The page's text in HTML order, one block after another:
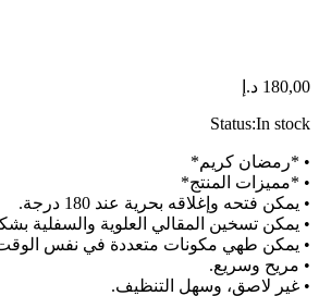
180,00 د.إ
Status:In stock
• *رمضان كريم*
• *مميزات المنتج*
• يمكن فتحه وإغلاقه بحرية عند 180 درجة.
• يمكن تسخين المقالي العلوية والسفلية
• يمكن طهي مكونات متعددة في نفس
• مريح وسريع.
• غير لاصق، وسهل التنظيف.